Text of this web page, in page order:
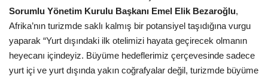
Sorumlu Yönetim Kurulu Başkanı Emel Elik Bezaroğlu,
Afrika’nın turizmde saklı kalmış bir potansiyel taşıdığına vurgu
yaparak “Yurt dışındaki ilk otelimizi hayata geçirecek olmanın
heyecanı içindeyiz. Büyüme hedeflerimiz çerçevesinde sadece
yurt içi ve yurt dışında yakın coğrafyalar değil, turizmde büyüme